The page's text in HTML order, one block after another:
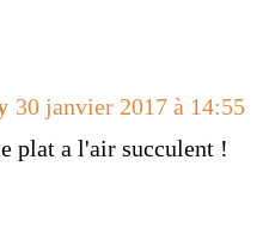
30 janvier 2017 à 14:55
plat a l'air succulent !